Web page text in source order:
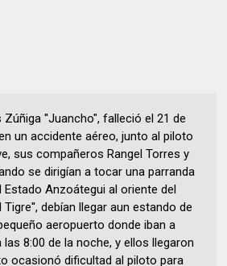
''Juancho", falleció el 21 de
un accidente aéreo, junto al piloto
sus compañeros Rangel Torres y
se dirigían a tocar una parranda
Estado Anzoátegui al oriente del
Tigre'', debían llegar aun estando de
aeropuerto donde iban a
8:00 de la noche, y ellos llegaron
ocasionó dificultad al piloto para